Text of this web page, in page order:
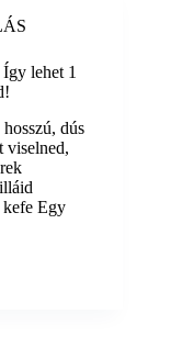
lehet 1
dús
viselned,
kefe Egy